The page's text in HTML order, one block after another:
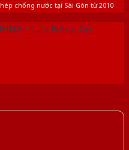
chống nước tại Sài Gòn từ 2010
/Cửa Nhựa Gỗ